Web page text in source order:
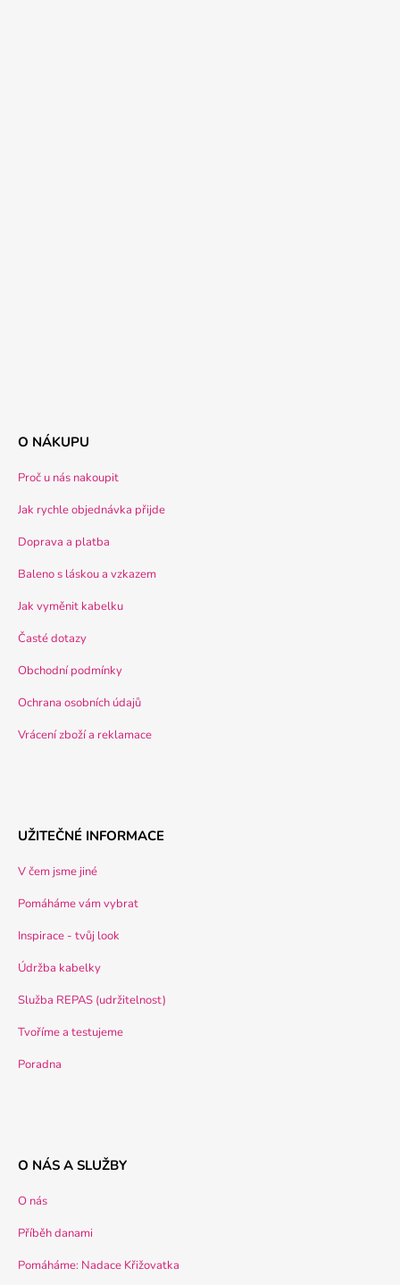
O NÁKUPU
Proč u nás nakoupit
Jak rychle objednávka přijde
Doprava a platba
Baleno s láskou a vzkazem
Jak vyměnit kabelku
Časté dotazy
Obchodní podmínky
Ochrana osobních údajů
Vrácení zboží a reklamace
UŽITEČNÉ INFORMACE
V čem jsme jiné
Pomáháme vám vybrat
Inspirace - tvůj look
Údržba kabelky
Služba REPAS (udržitelnost)
Tvoříme a testujeme
Poradna
O NÁS A SLUŽBY
O nás
Příběh danami
Pomáháme: Nadace Křižovatka